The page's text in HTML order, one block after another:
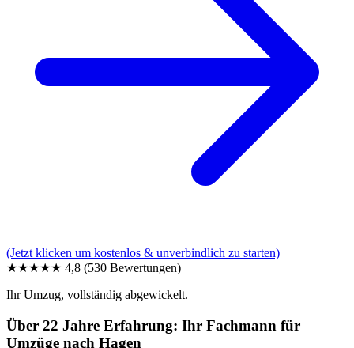
(Jetzt klicken um kostenlos & unverbindlich zu starten)
★★★★★ 4,8 (530 Bewertungen)
Ihr Umzug, vollständig abgewickelt.
Über 22 Jahre Erfahrung: Ihr Fachmann für
Umzüge nach Hagen